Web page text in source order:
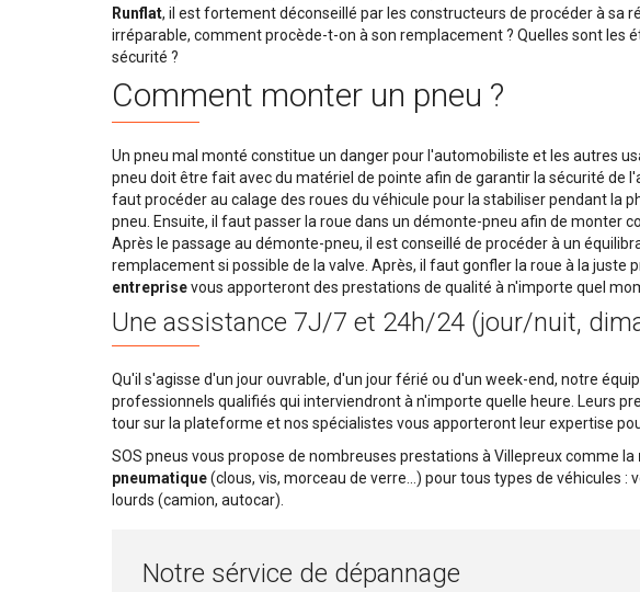
Runflat, il est fortement déconseillé par les constructeurs de procéder à sa
irréparable, comment procède-t-on à son remplacement ? Quelles sont les
sécurité ?
Comment monter un pneu ?
Un pneu mal monté constitue un danger pour l'automobiliste et les autres
pneu doit être fait avec du matériel de pointe afin de garantir la sécurité de
faut procéder au calage des roues du véhicule pour la stabiliser pendant la
pneu. Ensuite, il faut passer la roue dans un démonte-pneu afin de monter
Après le passage au démonte-pneu, il est conseillé de procéder à un
remplacement si possible de la valve. Après, il faut gonfler la roue à la juste
entreprisevous apporteront des prestations de qualité à n'importe quel
Une assistance 7J/7 et 24h/24 (jour/nuit,
Qu'il s'agisse d'un jour ouvrable, d'un jour férié ou d'un week-end, notre
professionnels qualifiés qui interviendront à n'importe quelle heure. Leurs
tour sur la plateforme et nos spécialistes vous apporteront leur expertise
SOS pneus vous propose de nombreuses prestations à Villepreux comme la
pneumatique(clous, vis, morceau de verre...) pour tous types de véhicules :
lourds (camion, autocar).
Notre sérvice de dépannage